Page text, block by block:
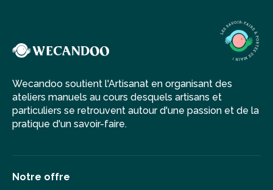
Wecandoo soutient l'Artisanat en organisant des
ateliers manuels au cours desquels artisans et
particuliers se retrouvent autour d'une passion et de la
pratique d'un savoir-faire.
Notre offre